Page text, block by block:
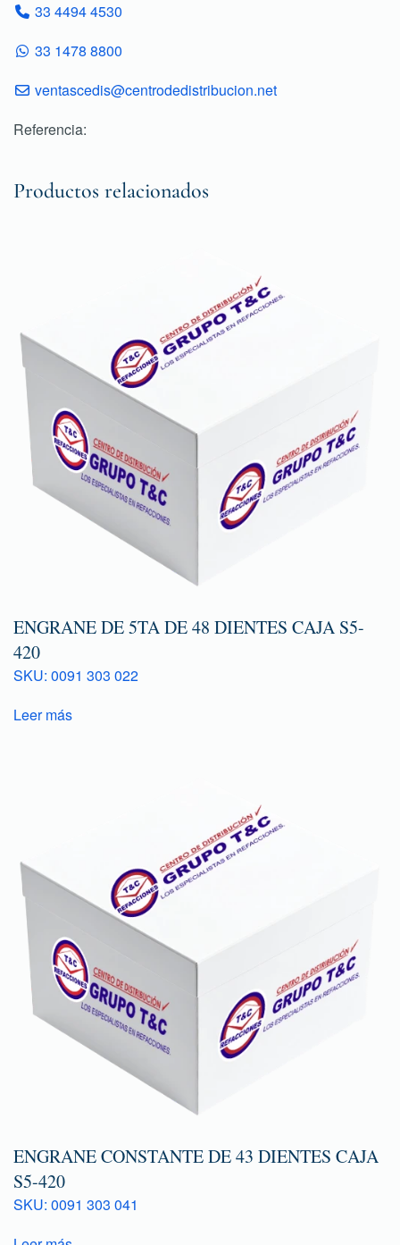
33 4494 4530
33 1478 8800
ventascedis@centrodedistribucion.net
Referencia:
Productos relacionados
ENGRANE DE 5TA DE 48 DIENTES CAJA S5-
420
SKU: 0091 303 022
Leer más
ENGRANE CONSTANTE DE 43 DIENTES CAJA
S5-420
SKU: 0091 303 041